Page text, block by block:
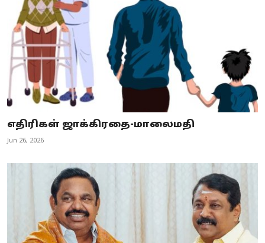
எதிரிகள் ஜாக்கிரதை-மாலைமதி
Jun 26, 2026